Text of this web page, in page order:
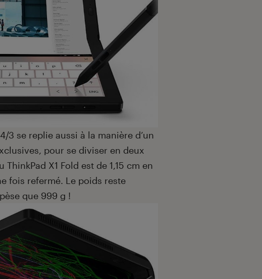
3 se replie aussi à la manière d’un
pour se diviser en deux
X1 Fold est de 1,15 cm en
fois refermé. Le poids reste
que 999 g !